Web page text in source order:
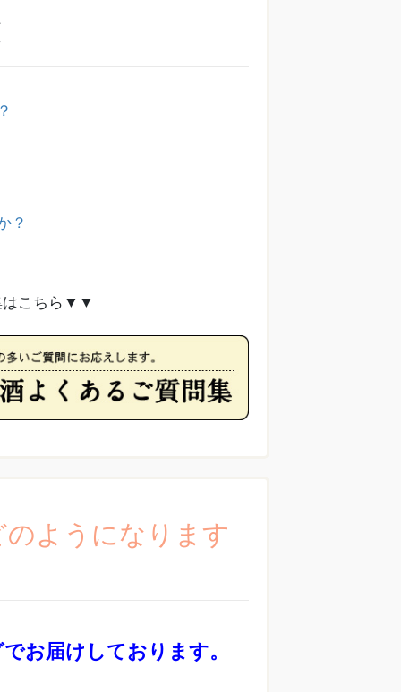
？
はこちら▼▼
ようになります
お届けしております。